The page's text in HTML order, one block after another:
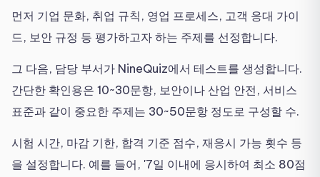
먼저 기업 문화, 취업 규칙, 영업 프로세스, 고객 응대 가이
드, 보안 규정 등 평가하고자 하는 주제를 선정합니다.
그 다음, 담당 부서가 NineQuiz에서 테스트를 생성합니다.
간단한 확인용은 10~30문항, 보안이나 산업 안전, 서비스
표준과 같이 중요한 주제는 30~50문항 정도로 구성할 수.
시험 시간, 마감 기한, 합격 기준 점수, 재응시 가능 횟수 등
을 설정합니다. 예를 들어, '7일 이내에 응시하여 최소 80점